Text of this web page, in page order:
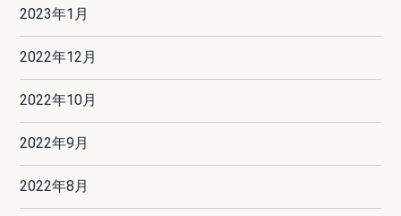
2023年1月
2022年12月
2022年10月
2022年9月
2022年8月